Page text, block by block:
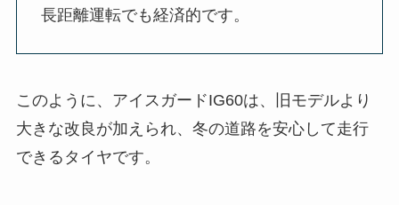
長距離運転でも経済的です。
このように、アイスガードIG60は、旧モデルより
大きな改良が加えられ、冬の道路を安心して走行
できるタイヤです。